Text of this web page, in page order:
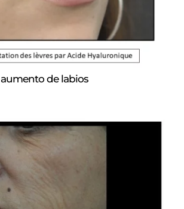
aumento de labios